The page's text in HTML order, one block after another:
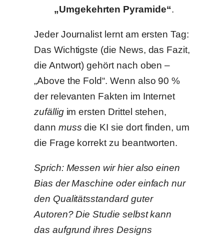
„Umgekehrten Pyramide“.
Jeder Journalist lernt am ersten Tag:
Das Wichtigste (die News, das Fazit,
die Antwort) gehört nach oben –
„Above the Fold“. Wenn also 90 %
der relevanten Fakten im Internet
zufälligim ersten Drittel stehen,
dann muss die KI sie dort finden, um
die Frage korrekt zu beantworten.
Sprich: Messen wir hier also einen
Bias der Maschine oder einfach nur
den Qualitätsstandard guter
Autoren? Die Studie selbst kann
das aufgrund ihres Designs